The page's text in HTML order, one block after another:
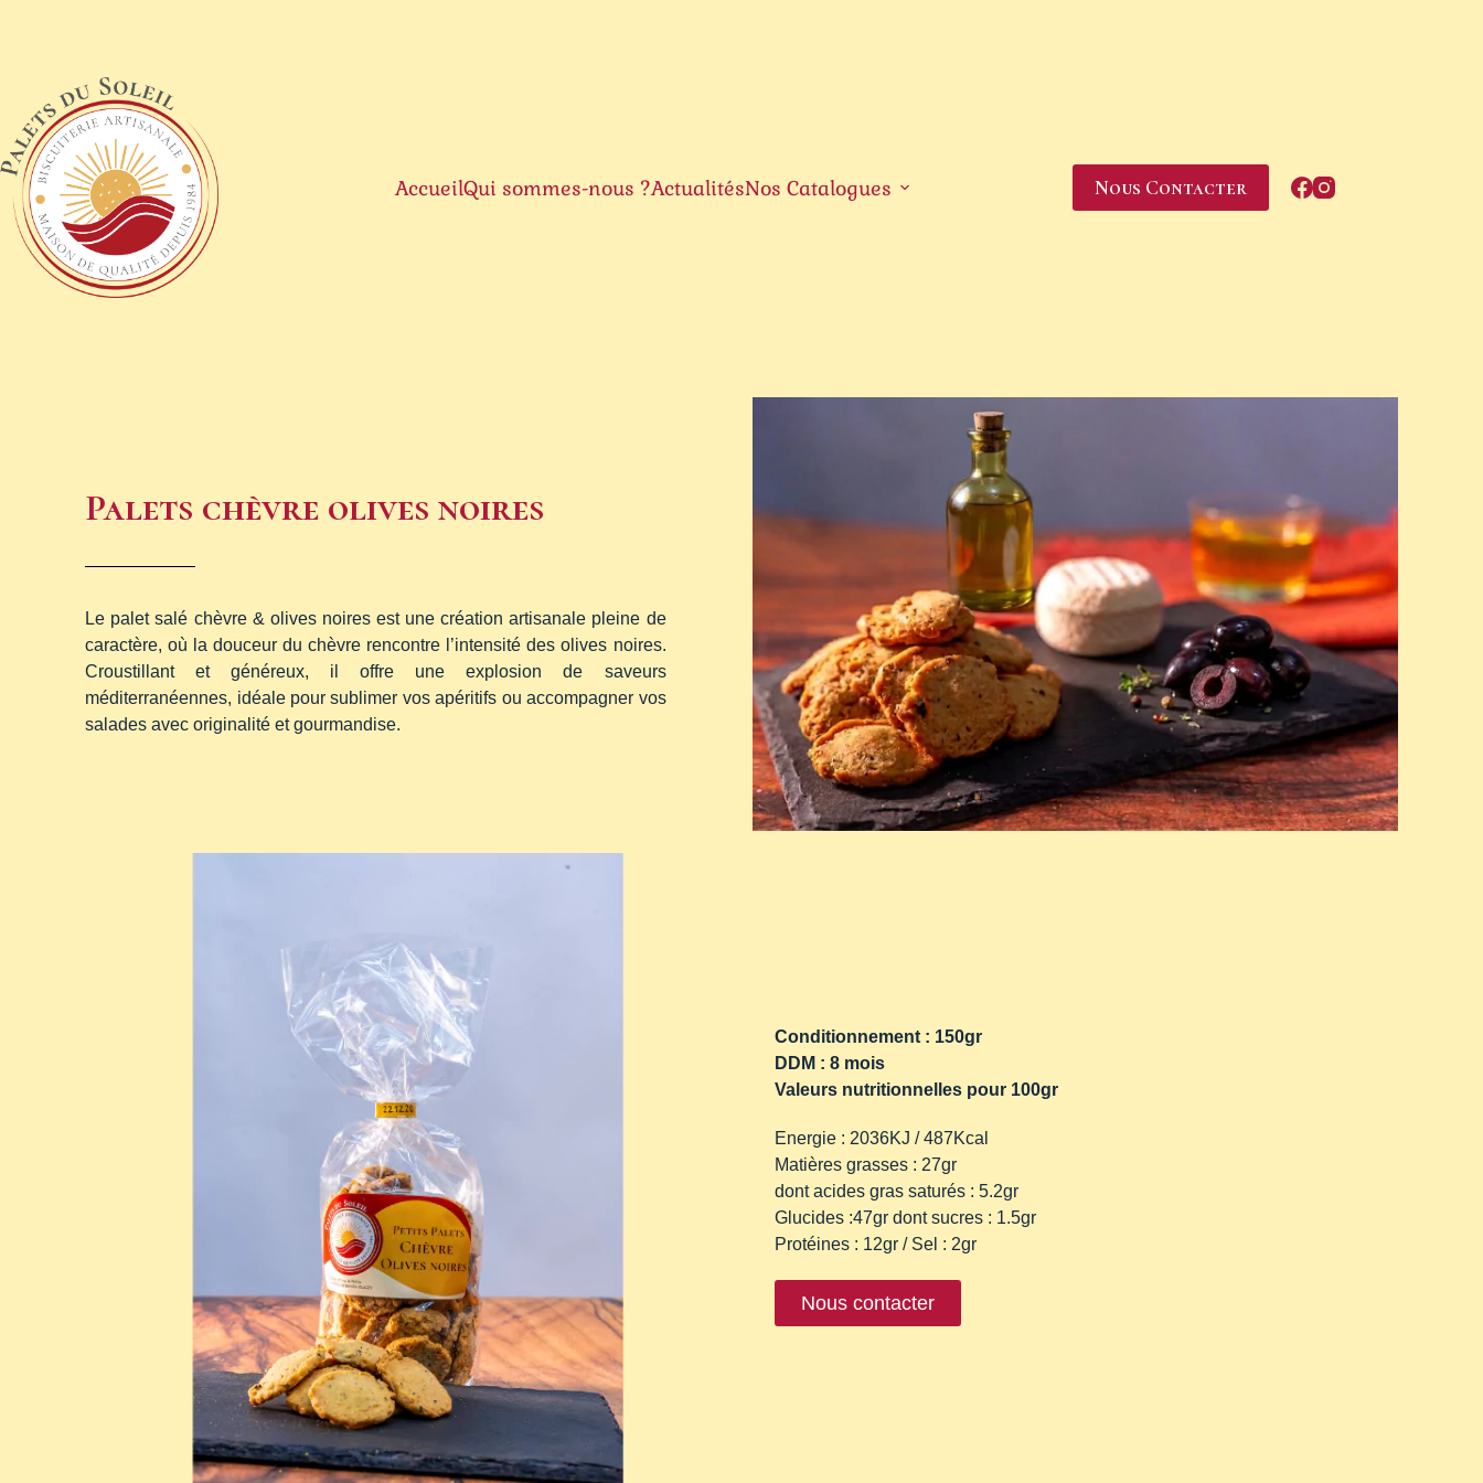
AccueilQui sommes-nous ?ActualitésNos Catalogues Nous Contacter
Palets chèvre olives noires
Le palet salé chèvre & olives noires est une création artisanale pleine de
caractère, où la douceur du chèvre rencontre l’intensité des olives noires.
Croustillant et généreux, il offre une explosion de saveurs
méditerranéennes, idéale pour sublimer vos apéritifs ou accompagner vos
salades avec originalité et gourmandise.
Conditionnement : 150gr
DDM : 8 mois
Valeurs nutritionnelles pour 100gr
Energie : 2036KJ / 487Kcal
Matières grasses : 27gr
dont acides gras saturés : 5.2gr
Glucides :47gr dont sucres : 1.5gr
Protéines : 12gr / Sel : 2gr
Nous contacter